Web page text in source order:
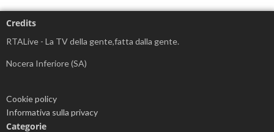
Credits
RTALive - La TV della gente,fatta dalla gente.
Nocera Inferiore (SA)
Cookie policy
Informativa sulla privacy
Categorie